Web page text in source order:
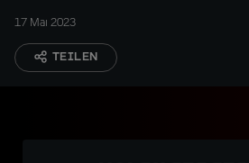
17 Mai 2023
TEILEN